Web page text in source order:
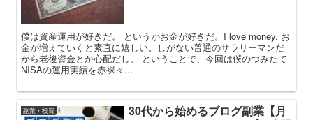
僕は資産運用が好きだ。 というかお金が好きだ。I love money. お
金が増えていくと素直に嬉しい。しがない普通のサラリーマンだ
から老後資金とか心配だし。 ということで、今回は僕のつみたて
NISAの運用実績を赤裸々...
副業・投資
30代から始めるブログ副業【月